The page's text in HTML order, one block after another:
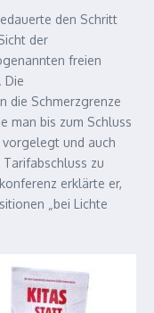
den Schritt
der
freien
Die
die Schmerzgrenze
man bis zum Schluss
und auch
zu
erklärte er,
„bei Lichte